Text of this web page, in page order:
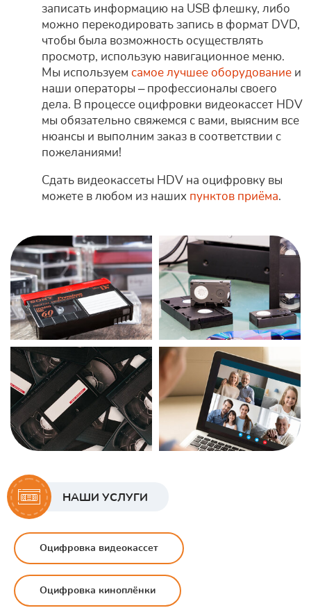
записать информацию на USB флешку, либо
можно перекодировать запись в формат DVD,
чтобы была возможность осуществлять
просмотр, использую навигационное меню.
Мы используем самое лучшее оборудование и
наши операторы – профессионалы своего
дела. В процессе оцифровки видеокассет HDV
мы обязательно свяжемся с вами, выясним все
нюансы и выполним заказ в соответствии с
пожеланиями!
Сдать видеокассеты HDV на оцифровку вы
можете в любом из наших пунктов приёма.
НАШИ УСЛУГИ
Оцифровка видеокассет
Оцифровка киноплёнки